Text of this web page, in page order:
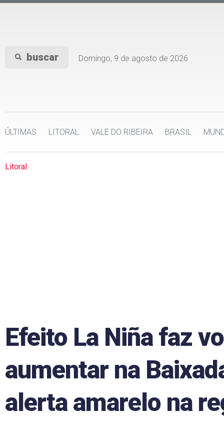
buscar Domingo, 9 de agosto de 2026
ÚLTIMAS LITORAL VALE DO RIBEIRA BRASIL
Litoral
Efeito La Niña faz
aumentar na
alerta amarelo na